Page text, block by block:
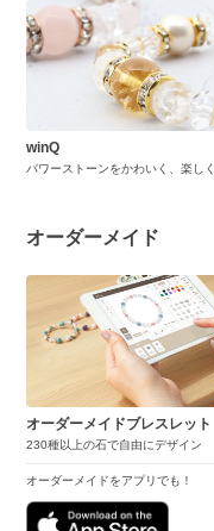
winQ
パワーストーンをかわいく、楽しく
オーダーメイド
オーダーメイドブレスレット
230種以上の石で自由にデザイン
オーダーメイドをアプリでも！